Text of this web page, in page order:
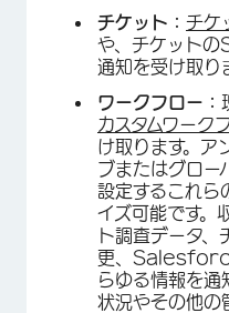
チケット： チケ
や、チケットの
通知を受け取り
ワークフロー：
カスタムワーク
け取ります。ア
ブまたはグロー
設定するこれら
イズ可能です。
ト調査データ、
更、
らゆる情報を通
状況やその他の